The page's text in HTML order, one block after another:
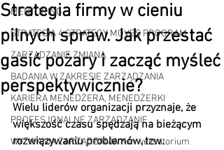
MENTORING
STRATEGIA 4 STRATEGY MOVES PROGRAM
ZARZĄDZANIE ZMIANĄ
BADANIA W ZAKRESIE ZARZĄDZANIA
KARIERA MENEDŻERA, MENEDŻERKI
PROFESJONALNE ZARZĄDZANIE
WYZWANIA ZARZĄDZANIA Konwersatorium
Strategia firmy w cieniu
pilnych spraw. Jak przestać
gasić pożary i zacząć myśleć
perspektywicznie?
Wielu liderów organizacji przyznaje, że
większość czasu spędzają na bieżącym
rozwiązywaniu problemów, tzw.